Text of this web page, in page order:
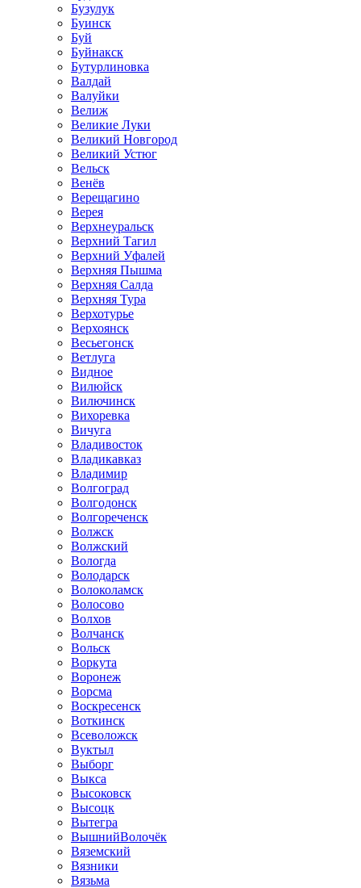
Бузулук
Буинск
Буй
Буйнакск
Бутурлиновка
Валдай
Валуйки
Велиж
Великие Луки
Великий Новгород
Великий Устюг
Вельск
Венёв
Верещагино
Верея
Верхнеуральск
Верхний Тагил
Верхний Уфалей
Верхняя Пышма
Верхняя Салда
Верхняя Тура
Верхотурье
Верхоянск
Весьегонск
Ветлуга
Видное
Вилюйск
Вилючинск
Вихоревка
Вичуга
Владивосток
Владикавказ
Владимир
Волгоград
Волгодонск
Волгореченск
Волжск
Волжский
Вологда
Володарск
Волоколамск
Волосово
Волхов
Волчанск
Вольск
Воркута
Воронеж
Ворсма
Воскресенск
Воткинск
Всеволожск
Вуктыл
Выборг
Выкса
Высоковск
Высоцк
Вытегра
ВышнийВолочёк
Вяземский
Вязники
Вязьма